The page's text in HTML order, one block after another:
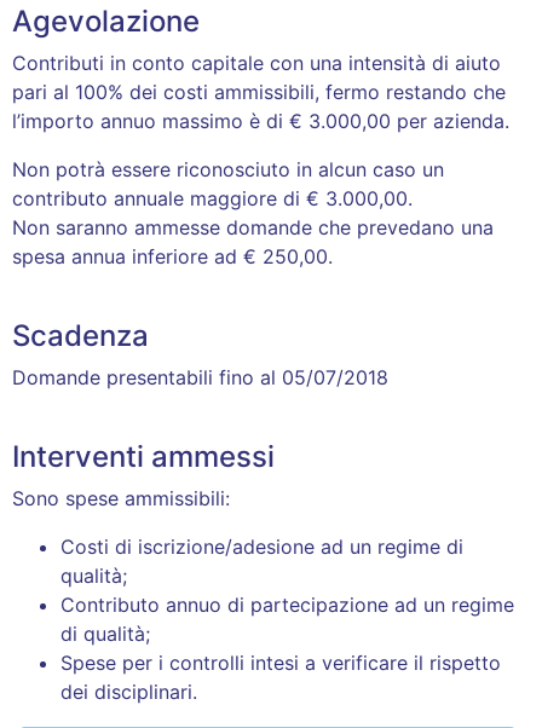
Agevolazione
Contributi in conto capitale con una intensità di aiuto
pari al 100% dei costi ammissibili, fermo restando che
l’importo annuo massimo è di € 3.000,00 per azienda.
Non potrà essere riconosciuto in alcun caso un
contributo annuale maggiore di € 3.000,00.
Non saranno ammesse domande che prevedano una
spesa annua inferiore ad € 250,00.
Scadenza
Domande presentabili fino al 05/07/2018
Interventi ammessi
Sono spese ammissibili:
Costi di iscrizione/adesione ad un regime di
qualità;
Contributo annuo di partecipazione ad un regime
di qualità;
Spese per i controlli intesi a verificare il rispetto
dei disciplinari.